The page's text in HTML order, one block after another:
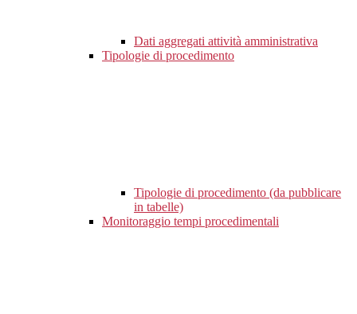
Dati aggregati attività amministrativa
Tipologie di procedimento
Tipologie di procedimento (da pubblicare
in tabelle)
Monitoraggio tempi procedimentali